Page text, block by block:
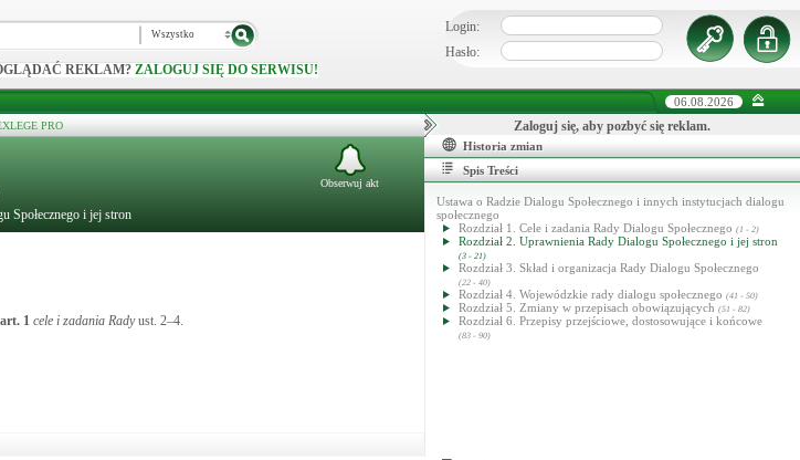
Wszystko
REKLAM? ZALOGUJ SIĘ DO SERWISU!
Login:
Hasło:
06.08.2026
PRO
Społecznego i jej stron
Obserwuj akt
art. 1 cele i zadania Radyust. 2–4.
Zaloguj się, aby pozbyć się reklam.
Historia zmian
Spis Treści
Ustawa o Radzie Dialogu Społecznego i innych instytucjach dialogu
społecznego
Rozdział 1. Cele i zadania Rady Dialogu Społecznego (1 - 2)
Rozdział 2. Uprawnienia Rady Dialogu Społecznego i jej stron
(3 - 21)
Rozdział 3. Skład i organizacja Rady Dialogu Społecznego
(22 - 40)
Rozdział 4. Wojewódzkie rady dialogu społecznego (41 - 50)
Rozdział 5. Zmiany w przepisach obowiązujących (51 - 82)
Rozdział 6. Przepisy przejściowe, dostosowujące i końcowe
(83 - 90)